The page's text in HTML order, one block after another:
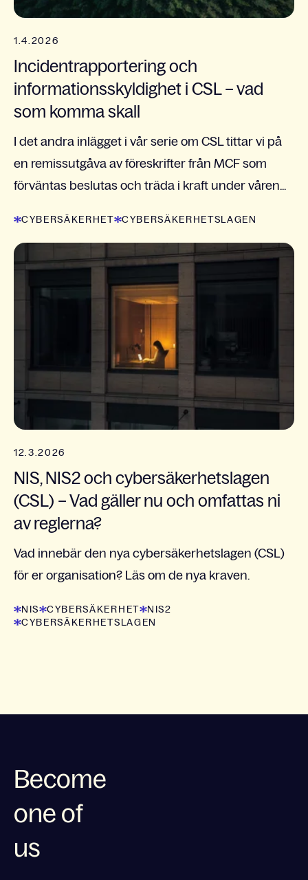
1.4.2026
Incidentrapportering och
informationsskyldighet i CSL – vad
som komma skall
I det andra inlägget i vår serie om CSL tittar vi på
en remissutgåva av föreskrifter från MCF som
förväntas beslutas och träda i kraft under våren...
CYBERSÄKERHET CYBERSÄKERHETSLAGEN
12.3.2026
NIS, NIS2 och cybersäkerhetslagen
(CSL) – Vad gäller nu och omfattas ni
av reglerna?
Vad innebär den nya cybersäkerhetslagen (CSL)
för er organisation? Läs om de nya kraven.
NIS CYBERSÄKERHET
NIS2
CYBERSÄKERHETSLAGEN
Become
one of
us